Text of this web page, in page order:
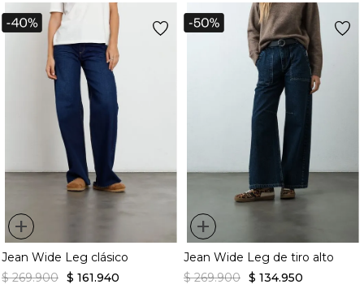
+
Jean Wide Leg clásico
$ 269.900 $ 161.940
+
Jean Wide Leg de tiro alto
$ 269.900 $ 134.950